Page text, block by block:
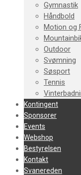
Gymnastik
Håndbold
Motion og
Outdoor
Svømning
Søsport
Tennis
Kontingent
Sponsorer
Events
Webshop
Bestyrelsen
Kontakt
Svanereden